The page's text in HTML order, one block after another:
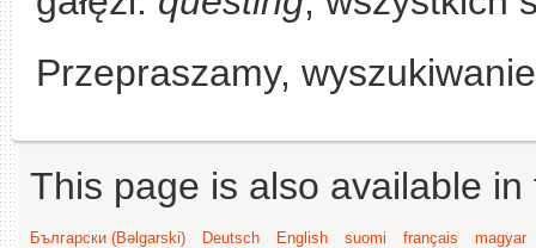
Przepraszamy,
This page is also available
Български (Bəlgarski) Deutsch English suomi français
magyar